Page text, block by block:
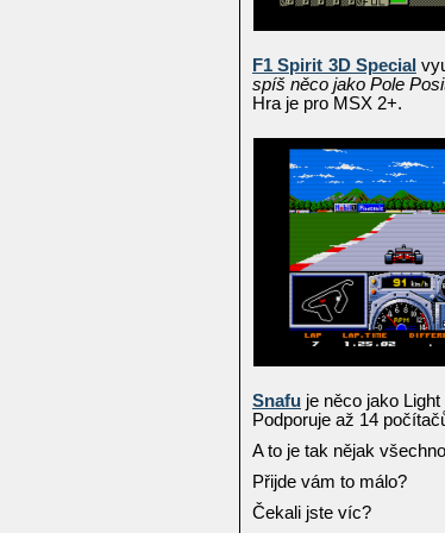
F1 Spirit 3D Special
spíš něco jako Pole
Hra je pro MSX 2+.
Snafu je něco jako
Podporuje až 14
A to je tak nějak
Přijde vám to málo?
Čekali jste víc?